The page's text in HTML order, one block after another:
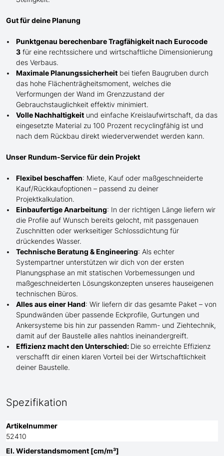
Gut für deine Planung
Punktgenau berechenbare Tragfähigkeit nach Eurocode
3 für eine rechtssichere und wirtschaftliche Dimensionierung
des Verbaus.
Maximale Planungssicherheit bei tiefen Baugruben durch
das hohe Flächenträgheitsmoment, welches die
Verformungen der Wand im Grenzzustand der
Gebrauchstauglichkeit effektiv minimiert.
Volle Nachhaltigkeit und einfache Kreislaufwirtschaft, da das
eingesetzte Material zu 100 Prozent recyclingfähig ist und
nach dem Rückbau direkt wiederverwendet werden kann.
Unser Rundum-Service für dein Projekt
Flexibel beschaffen: Miete, Kauf oder maßgeschneiderte
Kauf/Rückkaufoptionen – passend zu deiner
Projektkalkulation.
Einbaufertige Anarbeitung: In der richtigen Länge liefern wir
die Profile auf Wunsch bereits gelocht, mit passgenauen
Zuschnitten oder werkseitiger Schlossdichtung für
drückendes Wasser.
Technische Beratung & Engineering: Als echter
Systempartner unterstützen wir dich von der ersten
Planungsphase an mit statischen Vorbemessungen und
maßgeschneiderten Lösungskonzepten unseres hauseigenen
technischen Büros.
Alles aus einer Hand: Wir liefern dir das gesamte Paket – von
Spundwänden über passende Eckprofile, Gurtungen und
Ankersysteme bis hin zur passenden Ramm- und Ziehtechnik,
damit auf der Baustelle alles nahtlos ineinandergreift.
Effizienz macht den Unterschied: Die so erreichte Effizienz
verschafft dir einen klaren Vorteil bei der Wirtschaftlichkeit
deiner Baustelle.
Spezifikation
Artikelnummer
52410
El. Widerstandsmoment [cm/m³]